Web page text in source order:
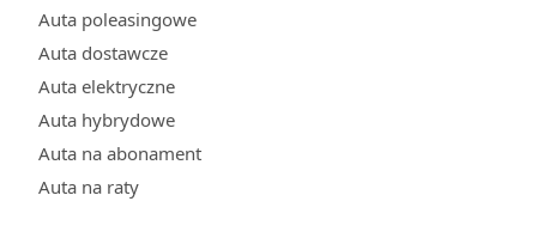
Auta poleasingowe
Auta dostawcze
Auta elektryczne
Auta hybrydowe
Auta na abonament
Auta na raty